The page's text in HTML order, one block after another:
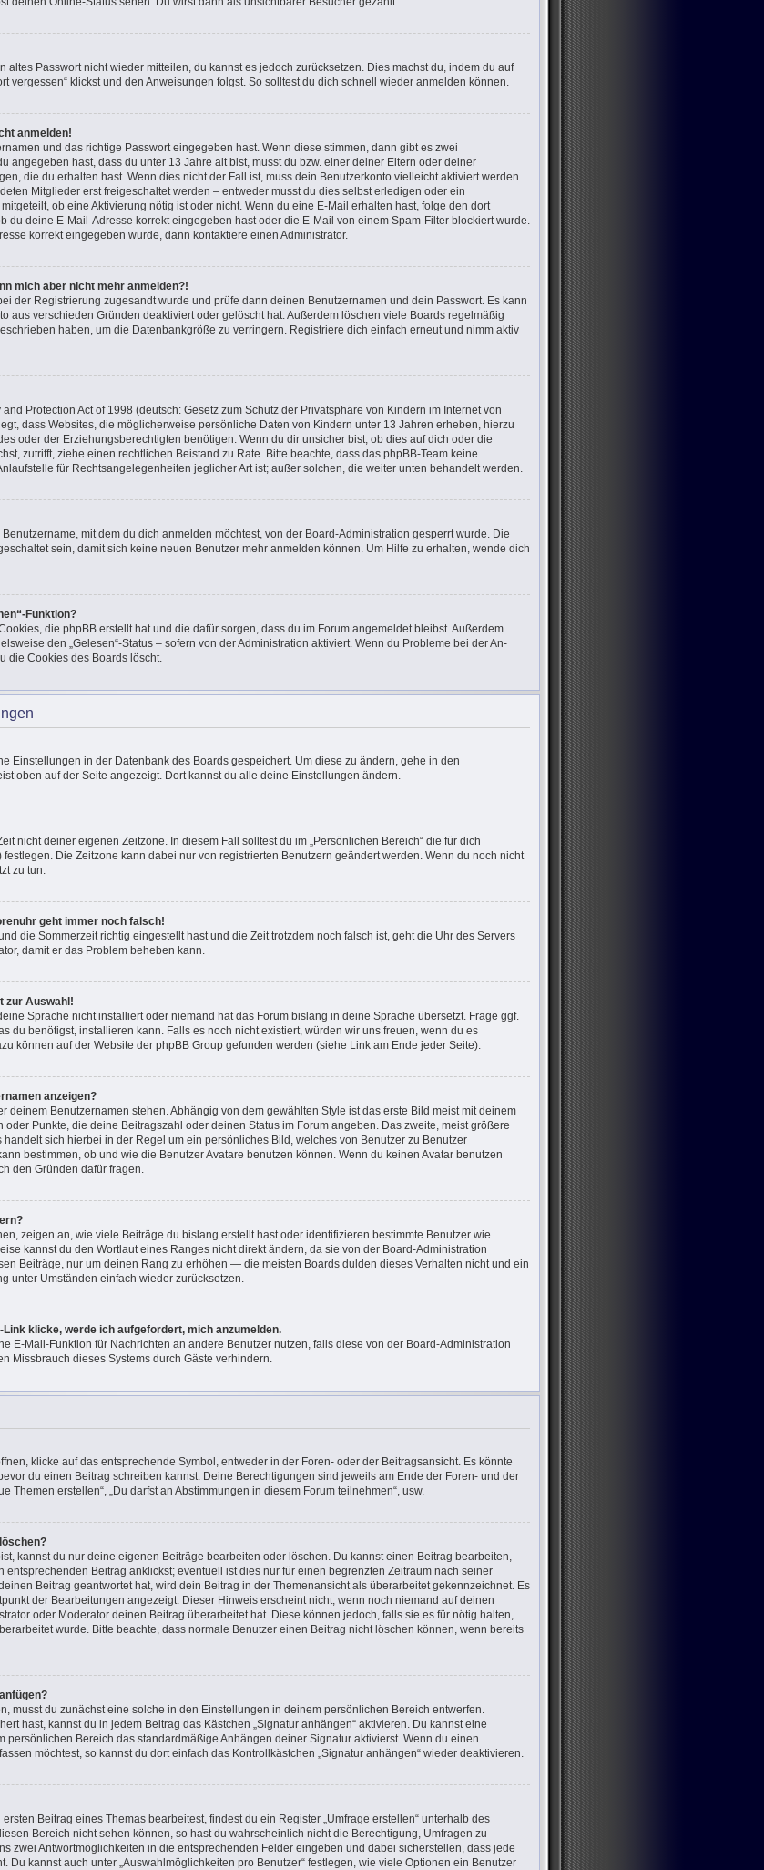
altes Passwort nicht wieder mitteilen, du kannst es jedoch zurücksetzen. Dies machst du, indem du auf
vergessen“ klickst und den Anweisungen folgst. So solltest du dich schnell wieder anmelden können.
anmelden!
und das richtige Passwort eingegeben hast. Wenn diese stimmen, dann gibt es zwei
angegeben hast, dass du unter 13 Jahre alt bist, musst du bzw. einer deiner Eltern oder deiner
die du erhalten hast. Wenn dies nicht der Fall ist, muss dein Benutzerkonto vielleicht aktiviert werden.
Mitglieder erst freigeschaltet werden – entweder musst du dies selbst erledigen oder ein
ob eine Aktivierung nötig ist oder nicht. Wenn du eine E-Mail erhalten hast, folge den dort
du deine E-Mail-Adresse korrekt eingegeben hast oder die E-Mail von einem Spam-Filter blockiert wurde.
korrekt eingegeben wurde, dann kontaktiere einen Administrator.
mich aber nicht mehr anmelden?!
der Registrierung zugesandt wurde und prüfe dann deinen Benutzernamen und dein Passwort. Es kann
aus verschieden Gründen deaktiviert oder gelöscht hat. Außerdem löschen viele Boards regelmäßig
haben, um die Datenbankgröße zu verringern. Registriere dich einfach erneut und nimm aktiv
Protection Act of 1998 (deutsch: Gesetz zum Schutz der Privatsphäre von Kindern im Internet von
dass Websites, die möglicherweise persönliche Daten von Kindern unter 13 Jahren erheben, hierzu
oder der Erziehungsberechtigten benötigen. Wenn du dir unsicher bist, ob dies auf dich oder die
zutrifft, ziehe einen rechtlichen Beistand zu Rate. Bitte beachte, dass das phpBB-Team keine
für Rechtsangelegenheiten jeglicher Art ist; außer solchen, die weiter unten behandelt werden.
mit dem du dich anmelden möchtest, von der Board-Administration gesperrt wurde. Die
sein, damit sich keine neuen Benutzer mehr anmelden können. Um Hilfe zu erhalten, wende dich
Funktion?
die phpBB erstellt hat und die dafür sorgen, dass du im Forum angemeldet bleibst. Außerdem
den „Gelesen“-Status – sofern von der Administration aktiviert. Wenn du Probleme bei der An-
die Cookies des Boards löscht.
Einstellungen in der Datenbank des Boards gespeichert. Um diese zu ändern, gehe in den
oben auf der Seite angezeigt. Dort kannst du alle deine Einstellungen ändern.
nicht deiner eigenen Zeitzone. In diesem Fall solltest du im „Persönlichen Bereich“ die für dich
Die Zeitzone kann dabei nur von registrierten Benutzern geändert werden. Wenn du noch nicht
zu tun.
geht immer noch falsch!
die Sommerzeit richtig eingestellt hast und die Zeit trotzdem noch falsch ist, geht die Uhr des Servers
damit er das Problem beheben kann.
zur Auswahl!
Sprache nicht installiert oder niemand hat das Forum bislang in deine Sprache übersetzt. Frage ggf.
du benötigst, installieren kann. Falls es noch nicht existiert, würden wir uns freuen, wenn du es
können auf der Website der phpBB Group gefunden werden (siehe Link am Ende jeder Seite).
anzeigen?
deinem Benutzernamen stehen. Abhängig von dem gewählten Style ist das erste Bild meist mit deinem
oder Punkte, die deine Beitragszahl oder deinen Status im Forum angeben. Das zweite, meist größere
handelt sich hierbei in der Regel um ein persönliches Bild, welches von Benutzer zu Benutzer
bestimmen, ob und wie die Benutzer Avatare benutzen können. Wenn du keinen Avatar benutzen
den Gründen dafür fragen.
zeigen an, wie viele Beiträge du bislang erstellt hast oder identifizieren bestimmte Benutzer wie
kannst du den Wortlaut eines Ranges nicht direkt ändern, da sie von der Board-Administration
Beiträge, nur um deinen Rang zu erhöhen — die meisten Boards dulden dieses Verhalten nicht und ein
unter Umständen einfach wieder zurücksetzen.
klicke, werde ich aufgefordert, mich anzumelden.
E-Mail-Funktion für Nachrichten an andere Benutzer nutzen, falls diese von der Board-Administration
Missbrauch dieses Systems durch Gäste verhindern.
klicke auf das entsprechende Symbol, entweder in der Foren- oder der Beitragsansicht. Es könnte
du einen Beitrag schreiben kannst. Deine Berechtigungen sind jeweils am Ende der Foren- und der
Themen erstellen“, „Du darfst an Abstimmungen in diesem Forum teilnehmen“, usw.
kannst du nur deine eigenen Beiträge bearbeiten oder löschen. Du kannst einen Beitrag bearbeiten,
entsprechenden Beitrag anklickst; eventuell ist dies nur für einen begrenzten Zeitraum nach seiner
Beitrag geantwortet hat, wird dein Beitrag in der Themenansicht als überarbeitet gekennzeichnet. Es
der Bearbeitungen angezeigt. Dieser Hinweis erscheint nicht, wenn noch niemand auf deinen
oder Moderator deinen Beitrag überarbeitet hat. Diese können jedoch, falls sie es für nötig halten,
wurde. Bitte beachte, dass normale Benutzer einen Beitrag nicht löschen können, wenn bereits
musst du zunächst eine solche in den Einstellungen in deinem persönlichen Bereich entwerfen.
hast, kannst du in jedem Beitrag das Kästchen „Signatur anhängen“ aktivieren. Du kannst eine
persönlichen Bereich das standardmäßige Anhängen deiner Signatur aktivierst. Wenn du einen
möchtest, so kannst du dort einfach das Kontrollkästchen „Signatur anhängen“ wieder deaktivieren.
Beitrag eines Themas bearbeitest, findest du ein Register „Umfrage erstellen“ unterhalb des
Bereich nicht sehen können, so hast du wahrscheinlich nicht die Berechtigung, Umfragen zu
zwei Antwortmöglichkeiten in die entsprechenden Felder eingeben und dabei sicherstellen, dass jede
Du kannst auch unter „Auswahlmöglichkeiten pro Benutzer“ festlegen, wie viele Optionen ein Benutzer